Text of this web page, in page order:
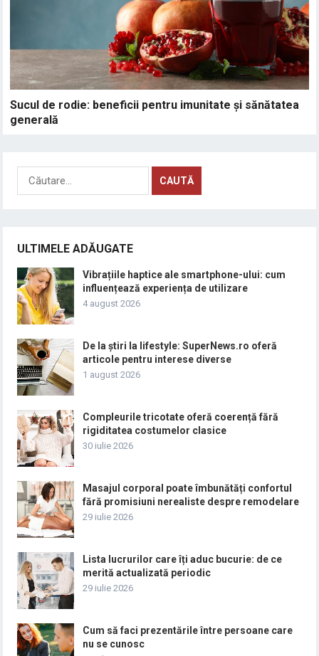
Sucul de rodie: beneficii pentru imunitate și sănătatea
generală
Caută
ULTIMELE ADĂUGATE
Vibrațiile haptice ale smartphone-ului: cum
influențează experiența de utilizare
4 august 2026
De la știri la lifestyle: SuperNews.ro oferă
articole pentru interese diverse
1 august 2026
Compleurile tricotate oferă coerență fără
rigiditatea costumelor clasice
30 iulie 2026
Masajul corporal poate îmbunătăți confortul
fără promisiuni nerealiste despre remodelare
29 iulie 2026
Lista lucrurilor care îți aduc bucurie: de ce
merită actualizată periodic
29 iulie 2026
Cum să faci prezentările între persoane care
nu se cunosc